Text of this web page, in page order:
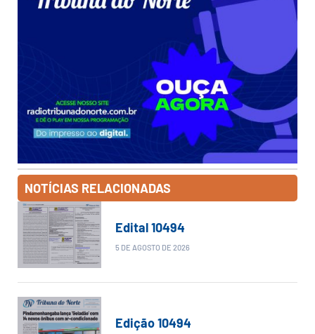
NOTÍCIAS RELACIONADAS
Edital 10494
5 DE AGOSTO DE 2026
Edição 10494